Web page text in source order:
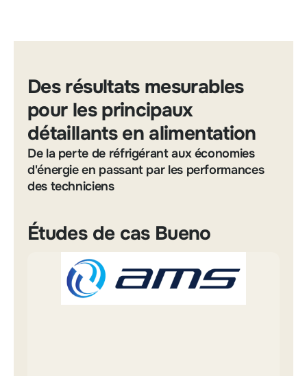
Des résultats mesurables
pour les principaux
détaillants en alimentation
De la perte de réfrigérant aux économies
d'énergie en passant par les performances
des techniciens
Études de cas Bueno